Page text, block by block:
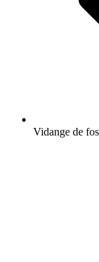
Vidange de